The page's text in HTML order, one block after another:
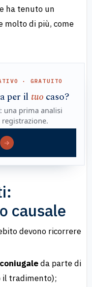
ha tenuto un
molto di più, come
· GRATUITO
per il tuo caso?
: una prima analisi
registrazione.
causale
devono ricorrere
da parte di
il tradimento);